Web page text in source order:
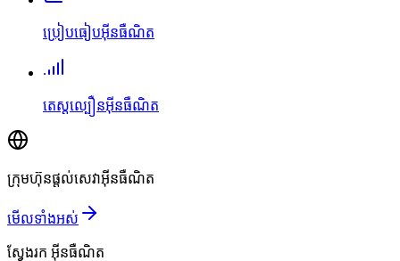
ប្រៀបធៀបអ៊ីនធឺណិត
តេស្តល្បឿនអ៊ីនធឺណិត
ក្រុមហ៊ុនផ្តល់សេវាអ៊ីនធឺណិត
មើលទាំងអស់
ស្វែងរក អ៊ីនធឺណិត